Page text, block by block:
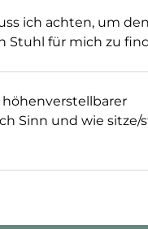
ich achten, um den
Stuhl für mich zu
Sinn und wie sitze/